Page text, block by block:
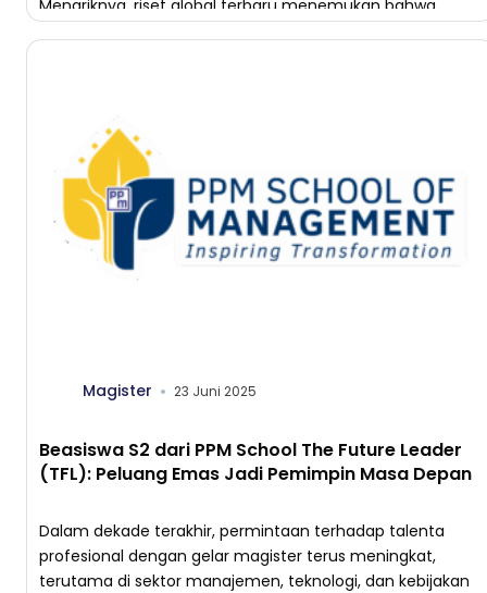
Menariknya, riset global terbaru menemukan bahwa
Magister 23 Juni 2025
Beasiswa S2 dari PPM School The Future Leader
(TFL): Peluang Emas Jadi Pemimpin Masa Depan
Dalam dekade terakhir, permintaan terhadap talenta
profesional dengan gelar magister terus meningkat,
terutama di sektor manajemen, teknologi, dan kebijakan